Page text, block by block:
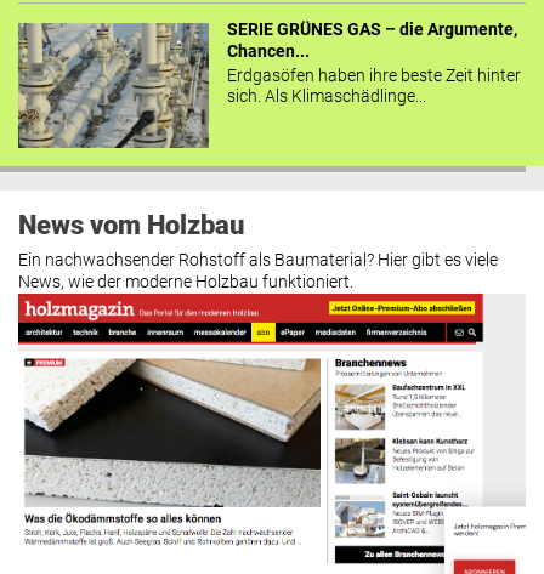
SERIE GRÜNES GAS – die Argumente,
Chancen...
Erdgasöfen haben ihre beste Zeit hinter
sich. Als Klimaschädlinge...
News vom Holzbau
Ein nachwachsender Rohstoff als Baumaterial? Hier gibt es viele
News, wie der moderne Holzbau funktioniert.